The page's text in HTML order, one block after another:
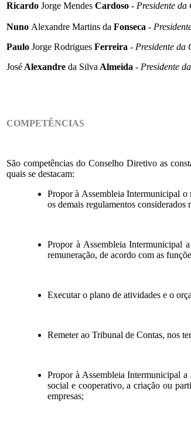
Ricardo Jorge Mendes Cardoso - Presidente
Nuno Alexandre Martins da Fonseca -
Paulo Jorge Rodrigues Ferreira - Presidente da
JoséAlexandre da SilvaAlmeida - Presidente
COMPETÊNCIAS
São competências do Conselho Diretivo as
quais se destacam:
Propor à Assembleia Intermunicipal o
os demais regulamentos considerados
Propor à Assembleia Intermunicipal
remuneração, de acordo com as
Executar o plano de atividades e o
Remeter ao Tribunal de Contas, nos
Propor à Assembleia Intermunicipal a
social e cooperativo, a criação ou
empresas;